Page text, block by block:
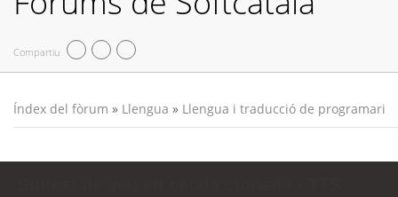
Compartiu
Índex del fòrum » Llengua » Llengua i traducció de programari